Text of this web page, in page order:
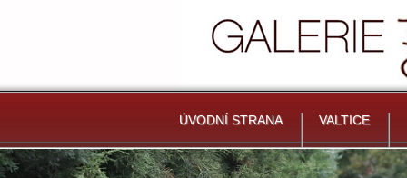
ÚVODNÍ STRANA VALTICE